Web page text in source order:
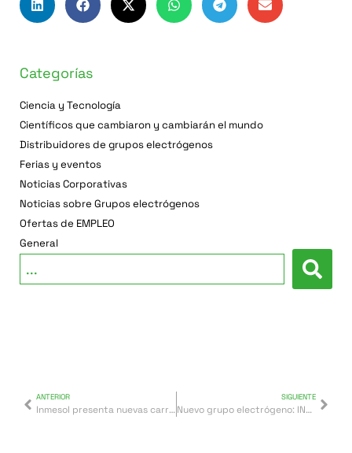
Categorías
Ciencia y Tecnología
Científicos que cambiaron y cambiarán el mundo
Distribuidores de grupos electrógenos
Ferias y eventos
Noticias Corporativas
Noticias sobre Grupos electrógenos
Ofertas de EMPLEO
General
ANTERIOR
Inmesol presenta nuevas carrocerías en acero inoxidable con acabado espejo
SIGUIENTE
Nuevo grupo electrógeno: INMESOL COMPACT